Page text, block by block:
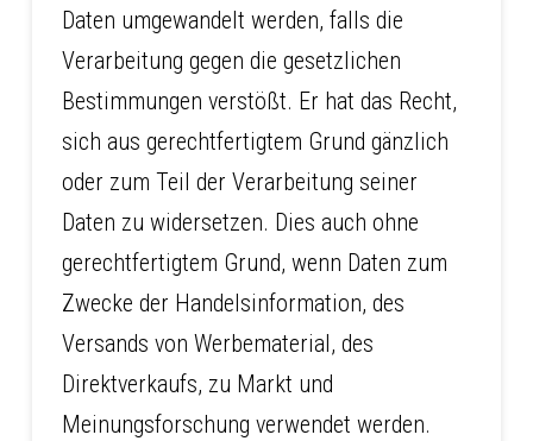
Daten umgewandelt werden, falls die
Verarbeitung gegen die gesetzlichen
Bestimmungen verstößt. Er hat das Recht,
sich aus gerechtfertigtem Grund gänzlich
oder zum Teil der Verarbeitung seiner
Daten zu widersetzen. Dies auch ohne
gerechtfertigtem Grund, wenn Daten zum
Zwecke der Handelsinformation, des
Versands von Werbematerial, des
Direktverkaufs, zu Markt und
Meinungsforschung verwendet werden.